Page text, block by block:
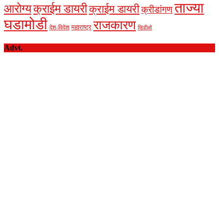
आरोग्यक्राईम डायरीक्राईम डायरीक्रीडांगणताज्या
घडामोडी देश-विदेश महाराष्ट्र राजकारण व्हिडीओ
Advt.